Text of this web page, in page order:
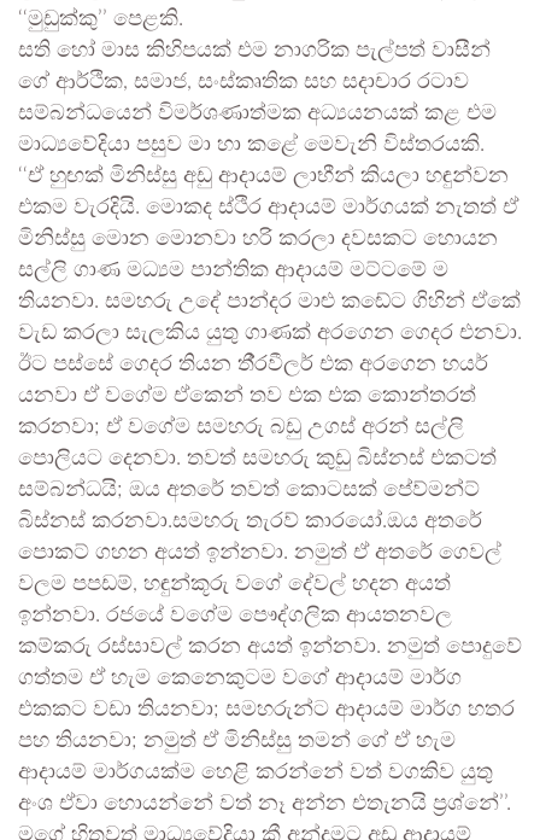
‘‘මුඩුක්කු’’ පෙළකි.
සති හෝ මාස කිහිපයක් එම නාගරික පැල්පත් වාසීන්
ගේ ආර්ථික, සමාජ, සංස්කෘතික සහ සදාචාර රටාව
සම්බන්ධයෙන් විමර්ශණාත්මක අධ්‍යයනයක් කළ එම
මාධ්‍යවේදියා පසුව මා හා කළේ මෙවැනි විස්තරයකි.
‘‘ඒ හුඟක් මිනිස්සු අඩු ආදායම් ලාභීන් කියලා හඳුන්වන
එකම වැරදියි. මොකද ස්ථිර ආදායම් මාර්ගයක් නැතත් ඒ
මිනිස්සු මොන මොනවා හරි කරලා දවසකට හොයන
සල්ලි ගාණ මධ්‍යම පාන්තික ආදායම් මට්ටමේ ම
තියනවා. සමහරු උදේ පාන්දර මාළු කඬේට ගිහින් ඒකේ
වැඩ කරලා සැලකිය යුතු ගාණක් අරගෙන ගෙදර එනවා.
ඊට පස්සේ ගෙදර තියන තී‍්‍රවීලර් එක අරගෙන හයර්
යනවා ඒ වගේම ඒකෙන් තව එක එක කොන්තරත්
කරනවා; ඒ වගේම සමහරු බඩු උගස් අරන් සල්ලි
පොලියට දෙනවා. තවත් සමහරු කුඩු බිස්නස් එකටත්
සම්බන්ධයි; ඔය අතරේ තවත් කොටසක් පේව්මන්ට්
බිස්නස් කරනවා.සමහරු තැරව් කාරයෝ.ඔය අතරේ
පොකට් ගහන අයත් ඉන්නවා. නමුත් ඒ අතරේ ගෙවල්
වලම පපඩම්, හඳුන්කූරු වගේ දේවල් හදන අයත්
ඉන්නවා. රජයේ වගේම පෞද්ගලික ආයතනවල
කම්කරු රස්සාවල් කරන අයත් ඉන්නවා. නමුත් පොදුවේ
ගත්තම ඒ හැම කෙනෙකුටම වගේ ආදායම් මාර්ග
එකකට වඩා තියනවා; සමහරුන්ට ආදායම් මාර්ග හතර
පහ තියනවා; නමුත් ඒ මිනිස්සු තමන් ගේ ඒ හැම
ආදායම් මාර්ගයක්ම හෙළි කරන්නේ වත් වගකිව යුතු
අංශ ඒවා හොයන්නේ වත් නෑ අන්න එතැනයි ප‍්‍රශ්නේ’’.
මගේ හිතවත් මාධ්‍යවේදියා කී අන්දමට අඩු ආදායම්